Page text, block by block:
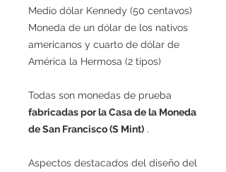
Medio dólar Kennedy (50 centavos)
Moneda de un dólar de los nativos
americanos y cuarto de dólar de
América la Hermosa (2 tipos)
Todas son monedas de prueba
fabricadas por la Casa de la Moneda
de San Francisco (S Mint) .
Aspectos destacados del diseño del